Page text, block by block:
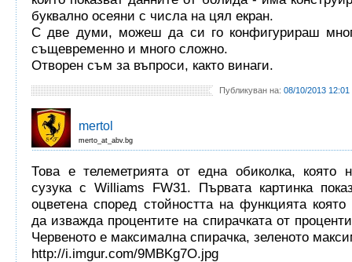
буквално осеяни с числа на цял екран.
С две думи, можеш да си го конфигурираш
същевременно и много сложно.
Отворен съм за въпроси, както винаги.
Публикуван на: 08/10/2013 12:01
mertol
merto_at_abv.bg
Това е телеметрията от една обиколка, която
сузука с Williams FW31. Първата картинка
оцветена според стойността на функцията
да изважда процентите на спирачката от
Червеното е максимална спирачка, зеленото
http://i.imgur.com/9MBKg7O.jpg